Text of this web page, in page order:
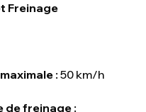
Freinage
:50 km/h
de freinage :